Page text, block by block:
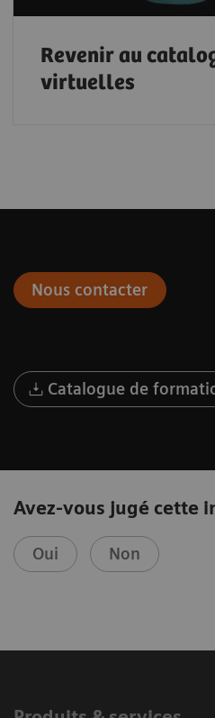
Revenir au
virtuelles
Nous contacter
Catalogue de
Avez-vous jugé cette
Oui Non